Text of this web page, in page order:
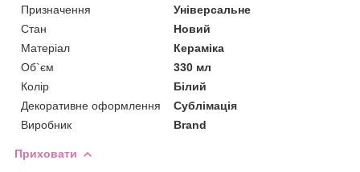
Призначення
Універсальне
Стан
Новий
Матеріал
Кераміка
Об`єм
330 мл
Колір
Білий
Декоративне оформлення
Сублімація
Виробник
Brand
Приховати